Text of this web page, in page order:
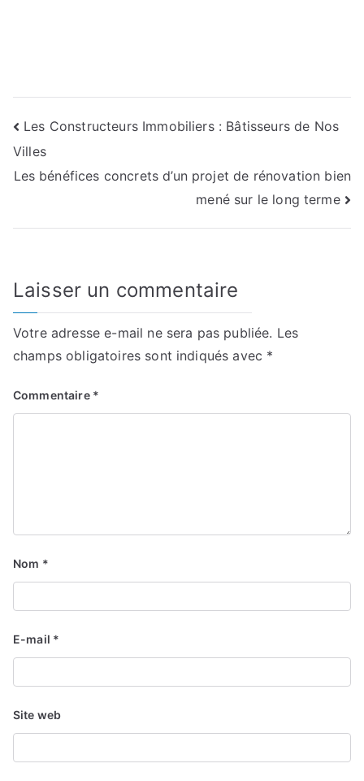
Navigation
de
Les Constructeurs Immobiliers : Bâtisseurs de Nos
Villes
Les bénéfices concrets d’un projet de rénovation bien
mené sur le long terme
Laisser un commentaire
Votre adresse e-mail ne sera pas publiée. Les
champs obligatoires sont indiqués avec *
Commentaire *
Nom *
E-mail *
Site web